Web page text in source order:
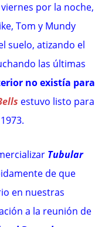
por la noche,
Tom y Mundy
suelo, atizando el
las últimas
no existía para
estuvo listo para
Tubular
de que
en nuestras
a la reunión de